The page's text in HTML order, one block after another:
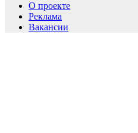
О проекте
Реклама
Вакансии